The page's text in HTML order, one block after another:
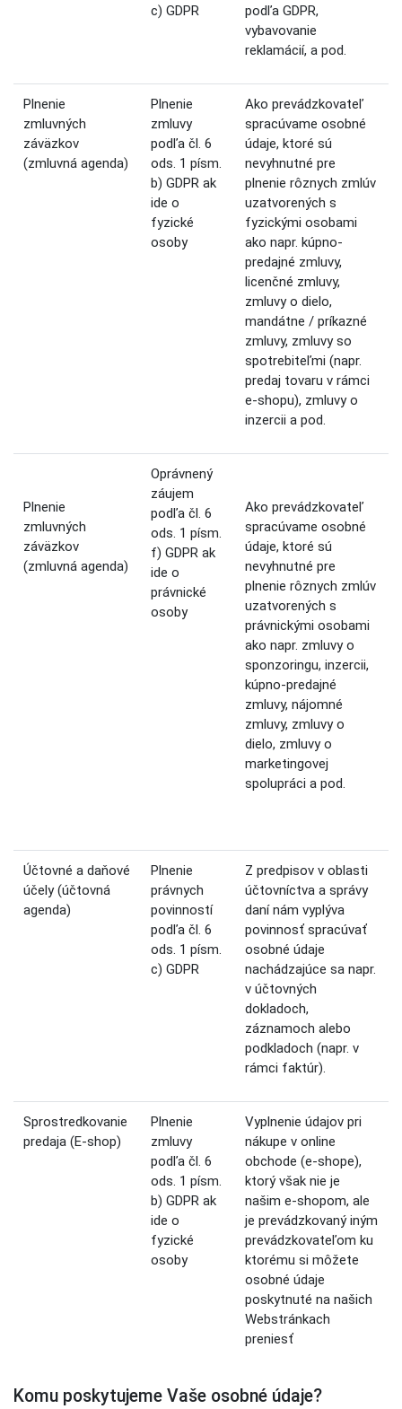
c) GDPR
podľa GDPR,
vybavovanie
reklamácií, a pod.
Plnenie
zmluvných
záväzkov
(zmluvná agenda)
Plnenie
zmluvy
podľa čl. 6
ods. 1 písm.
b) GDPR ak
ide o
fyzické
osoby
Ako prevádzkovateľ
spracúvame osobné
údaje, ktoré sú
nevyhnutné pre
plnenie rôznych zmlúv
uzatvorených s
fyzickými osobami
ako napr. kúpno-
predajné zmluvy,
licenčné zmluvy,
zmluvy o dielo,
mandátne / príkazné
zmluvy, zmluvy so
spotrebiteľmi (napr.
predaj tovaru v rámci
e-shopu), zmluvy o
inzercii a pod.
Plnenie
zmluvných
záväzkov
(zmluvná agenda)
Oprávnený
záujem
podľa čl. 6
ods. 1 písm.
f) GDPR ak
ide o
právnické
osoby
Ako prevádzkovateľ
spracúvame osobné
údaje, ktoré sú
nevyhnutné pre
plnenie rôznych zmlúv
uzatvorených s
právnickými osobami
ako napr. zmluvy o
sponzoringu, inzercii,
kúpno-predajné
zmluvy, nájomné
zmluvy, zmluvy o
dielo, zmluvy o
marketingovej
spolupráci a pod.
Účtovné a daňové
účely (účtovná
agenda)
Plnenie
právnych
povinností
podľa čl. 6
ods. 1 písm.
c) GDPR
Z predpisov v oblasti
účtovníctva a správy
daní nám vyplýva
povinnosť spracúvať
osobné údaje
nachádzajúce sa napr.
v účtovných
dokladoch,
záznamoch alebo
podkladoch (napr. v
rámci faktúr).
Sprostredkovanie
predaja (E-shop)
Plnenie
zmluvy
podľa čl. 6
ods. 1 písm.
b) GDPR ak
ide o
fyzické
osoby
Vyplnenie údajov pri
nákupe v online
obchode (e-shope),
ktorý však nie je
našim e-shopom, ale
je prevádzkovaný iným
prevádzkovateľom ku
ktorému si môžete
osobné údaje
poskytnuté na našich
Webstránkach
preniesť
Komu poskytujeme Vaše osobné údaje?